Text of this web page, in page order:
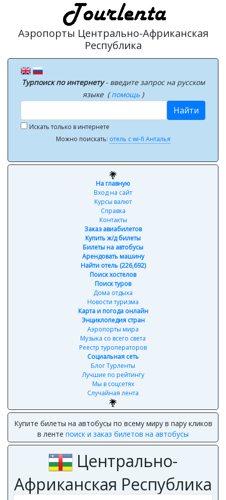
Аэропорты Центрально-Африканская
Республика
Турпоиск по интернету- введите запрос на русском
языке (помощь )
Найти
Искать только в интернете
Можно поискать: отель с wi-fi Анталья
На главную
Вход на сайт
Курсы валют
Справка
Контакты
Заказ авиабилетов
Купить ж/д билеты
Билеты на автобусы
Арендовать машину
Найти отель (226,692)
Поиск хостелов
Поиск туров
Дома отдыха
Новости туризма
Карта и погода онлайн
Энциклопедия стран
Аэропорты мира
Музыка со всего света
Реестр туроператоров
Социальная сеть
Блог Турленты
Лучшие по рейтингу
Мы в соцсетях
Случайная лента
Купите билеты на автобусы по всему миру в пару кликов
в ленте поиск и заказ билетов на автобусы
Центрально-
Африканская Республика